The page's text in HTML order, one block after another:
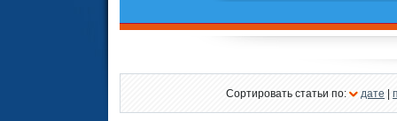
Сортировать статьи по: дате |